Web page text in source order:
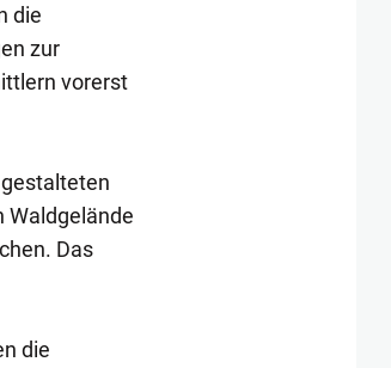
die
zur
vorerst
Waldgelände
Das
die